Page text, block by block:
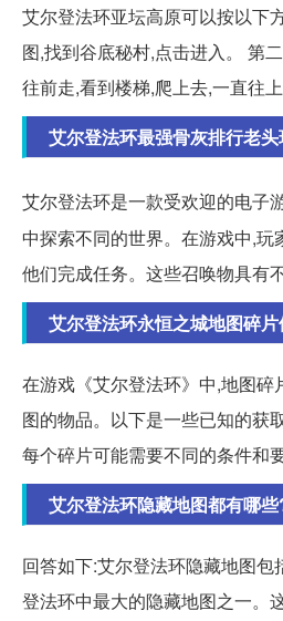
艾尔登法环亚坛高原可以按以下
图,找到谷底秘村,点击进入。 第
往前走,看到楼梯,爬上去,一直往上
艾尔登法环最强骨灰排行老
艾尔登法环是一款受欢迎的电子
中探索不同的世界。在游戏中,
他们完成任务。这些召唤物具有不
艾尔登法环永恒之城地图碎
在游戏《艾尔登法环》中,地图
图的物品。以下是一些已知的获
每个碎片可能需要不同的条件和
艾尔登法环隐藏地图都有哪些
回答如下:艾尔登法环隐藏地图包
登法环中最大的隐藏地图之一。